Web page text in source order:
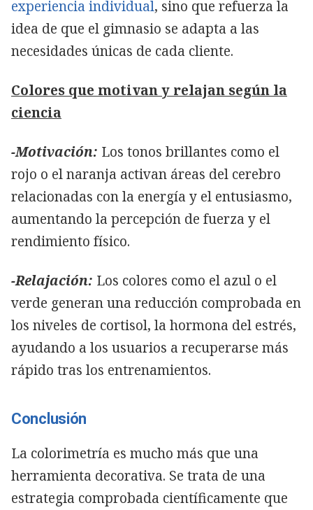
experiencia individual, sino que refuerza la
idea de que el gimnasio se adapta a las
necesidades únicas de cada cliente.
Colores que motivan y relajan según la
ciencia
-Motivación: Los tonos brillantes como el
rojo o el naranja activan áreas del cerebro
relacionadas con la energía y el entusiasmo,
aumentando la percepción de fuerza y el
rendimiento físico.
-Relajación: Los colores como el azul o el
verde generan una reducción comprobada en
los niveles de cortisol, la hormona del estrés,
ayudando a los usuarios a recuperarse más
rápido tras los entrenamientos.
Conclusión
La colorimetría es mucho más que una
herramienta decorativa. Se trata de una
estrategia comprobada científicamente que